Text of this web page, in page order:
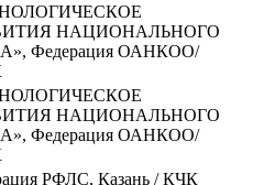
НАЦИОНАЛЬНОГО
Федерация ОАНКОО/
НАЦИОНАЛЬНОГО
Федерация ОАНКОО/
РФЛС, Казань / КЧК